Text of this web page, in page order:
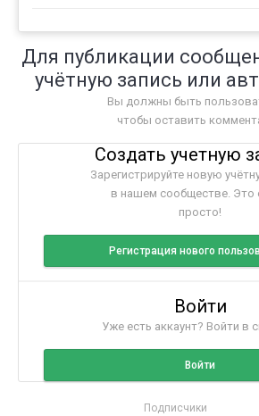
Для публикации
учётную запись или
Вы должны быть
чтобы оставить
Создать учетную
Зарегистрируйте новую
в нашем сообществе. Это
просто!
Регистрация нового
Войти
Уже есть аккаунт? Войти в
Войти
Подписчики